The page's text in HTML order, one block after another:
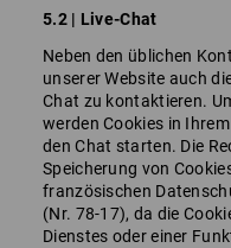
5.2 | Live-Chat
Neben den üblichen
unserer Website auch
Chat zu kontaktieren.
werden Cookies in
den Chat starten. Die
Speicherung von
französischen
(Nr. 78-17), da die
Dienstes oder einer